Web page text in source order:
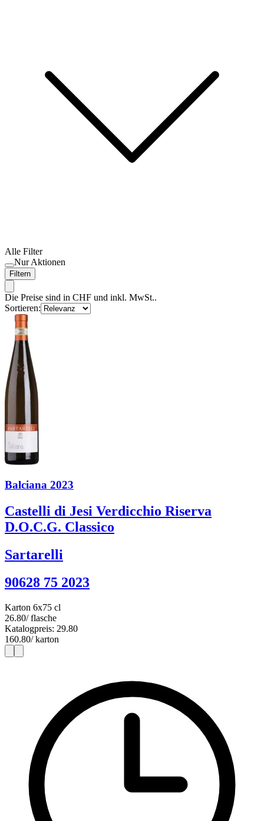
Alle Filter
Nur Aktionen
Filtern
Die Preise sind in CHF und inkl. MwSt..
Sortieren:
Balciana 2023
Castelli di Jesi Verdicchio Riserva
D.O.C.G. Classico
Sartarelli
90628 75 2023
Karton 6x75 cl
26.80/ flasche
Katalogpreis: 29.80
160.80/ karton
1